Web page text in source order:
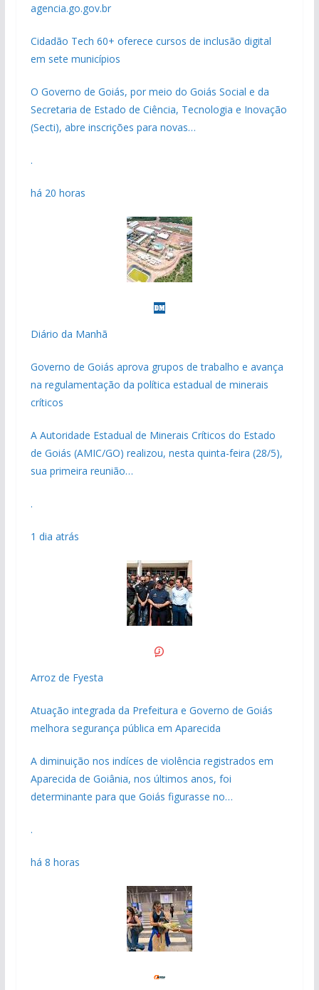
agencia.go.gov.br
Cidadão Tech 60+ oferece cursos de inclusão digital
em sete municípios
O Governo de Goiás, por meio do Goiás Social e da
Secretaria de Estado de Ciência, Tecnologia e Inovação
(Secti), abre inscrições para novas…
.
há 20 horas
Diário da Manhã
Governo de Goiás aprova grupos de trabalho e avança
na regulamentação da política estadual de minerais
críticos
A Autoridade Estadual de Minerais Críticos do Estado
de Goiás (AMIC/GO) realizou, nesta quinta-feira (28/5),
sua primeira reunião…
.
1 dia atrás
Arroz de Fyesta
Atuação integrada da Prefeitura e Governo de Goiás
melhora segurança pública em Aparecida
A diminuição nos indíces de violência registrados em
Aparecida de Goiânia, nos últimos anos, foi
determinante para que Goiás figurasse no…
.
há 8 horas